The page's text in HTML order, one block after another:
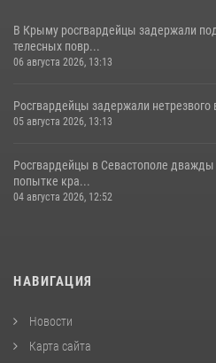
В Крыму росгвардейцы задержали
телесных повр...
06 августа 2026, 13:13
Росгвардейцы задержали нетрезвого
05 августа 2026, 13:13
Росгвардейцы в Севастополе
попытке кра...
04 августа 2026, 12:52
НАВИГАЦИЯ
Новости
Карта сайта